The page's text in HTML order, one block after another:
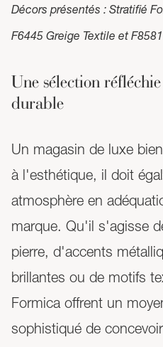
Décors présentés : Stratifié
F6445 Greige Textile et
Une sélection
durable
Un magasin de luxe
à l'esthétique, il doit
atmosphère en
marque. Qu'il s'agisse
pierre, d'accents
brillantes ou de motifs
Formica offrent un
sophistiqué de